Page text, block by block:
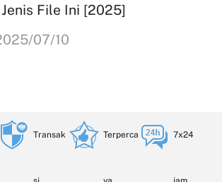
File Ini [2025]
07/10
Transak Terperca 7x24